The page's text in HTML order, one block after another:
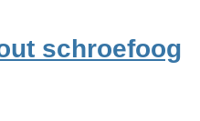
optie
kan
schroefoog